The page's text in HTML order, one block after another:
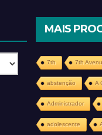
MAIS
7th 7th
abstenção A
Administrador
adolescente